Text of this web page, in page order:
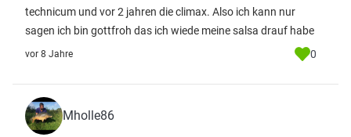
technicum und vor 2 jahren die climax. Also ich kann nur
sagen ich bin gottfroh das ich wiede meine salsa drauf habe
vor 8 Jahre 0
Mholle86